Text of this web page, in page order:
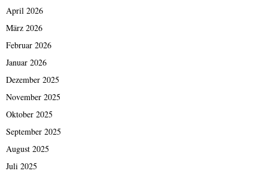
April 2026
März 2026
Februar 2026
Januar 2026
Dezember 2025
November 2025
Oktober 2025
September 2025
August 2025
Juli 2025